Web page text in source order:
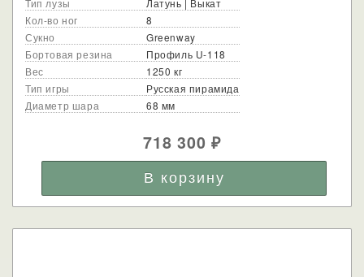
Кол-во ног
8
Сукно
Greenway
Бортовая резина
Профиль U-118
Вес
1250 кг
Тип игры
Русская пирамида
Диаметр шара
68 мм
718 300₽